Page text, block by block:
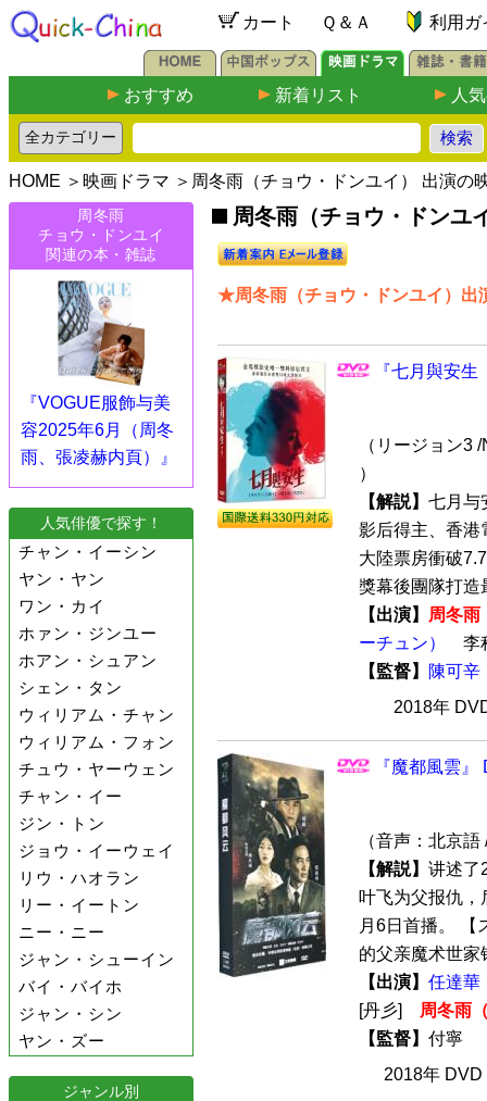
カート Ｑ＆Ａ 利用ガ
おすすめ 新着リスト 人
HOME ＞ 映画ドラマ ＞周冬雨（チョウ・ドンユイ） 出演の
周冬雨
チョウ・ドンユイ
関連の本・雑誌
『VOGUE服飾与美
容2025年6月（周冬
雨、張凌赫内頁）』
人気俳優で探す！
チャン・イーシン
ヤン・ヤン
ワン・カイ
ホァン・ジンユー
ホアン・シュアン
シェン・タン
ウィリアム・チャン
ウィリアム・フォン
チュウ・ヤーウェン
チャン・イー
ジン・トン
ジョウ・イーウェイ
リウ・ハオラン
リー・イートン
ニー・ニー
ジャン・シューイン
バイ・バイホ
ジャン・シン
ヤン・ズー
ジャンル別
周冬雨（チョウ・ドンユ
★周冬雨（チョウ・ドンユイ）出
『七月與安
（リージョン3
）
【解説】 七月与
影后得主、香
大陸票房衝破
獎幕後團隊打造
【出演】
周冬雨
ーチュン）
李
【監督】
陳可辛
2018年
『魔都風雲
（音声：北京
【解説】 讲述了
叶飞为父报仇，
月6日首播。 【
的父亲魔术世家
【出演】 任達華
[丹彡]
周冬雨
【監督】 付寧
2018年